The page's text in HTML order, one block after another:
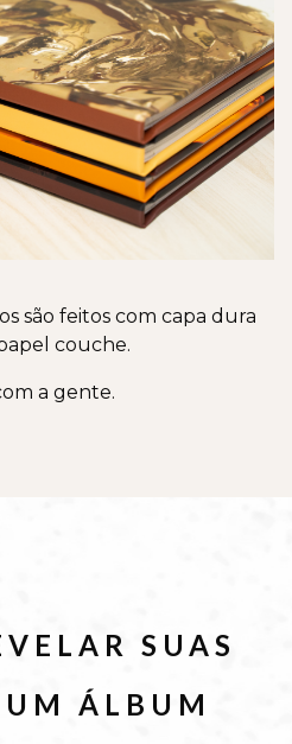
são feitos com capa dura
couche.
a gente.
SUAS
ÁLBUM